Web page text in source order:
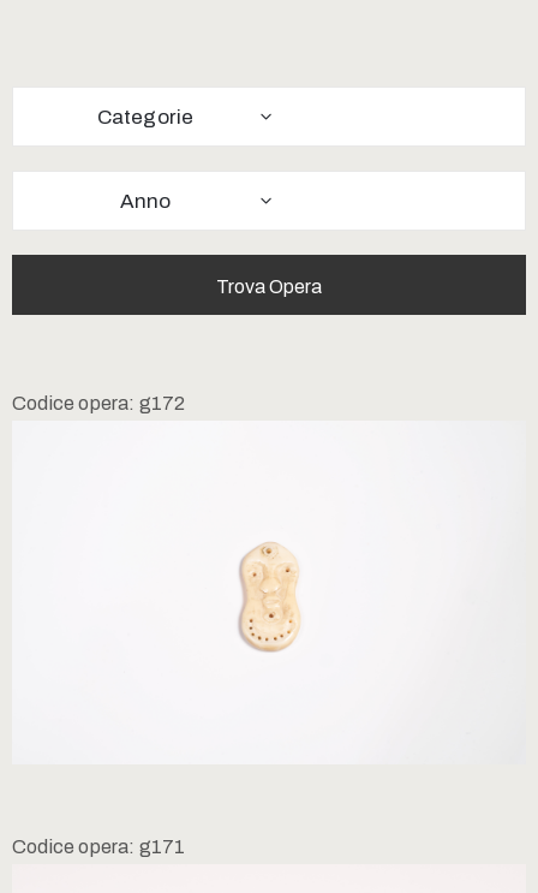
Categorie
Anno
Codice opera: g172
Codice opera: g171